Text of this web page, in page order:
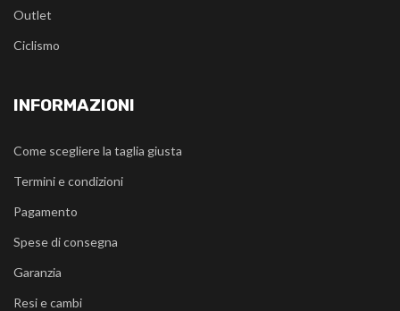
Outlet
Ciclismo
INFORMAZIONI
Come scegliere la taglia giusta
Termini e condizioni
Pagamento
Spese di consegna
Garanzia
Resi e cambi